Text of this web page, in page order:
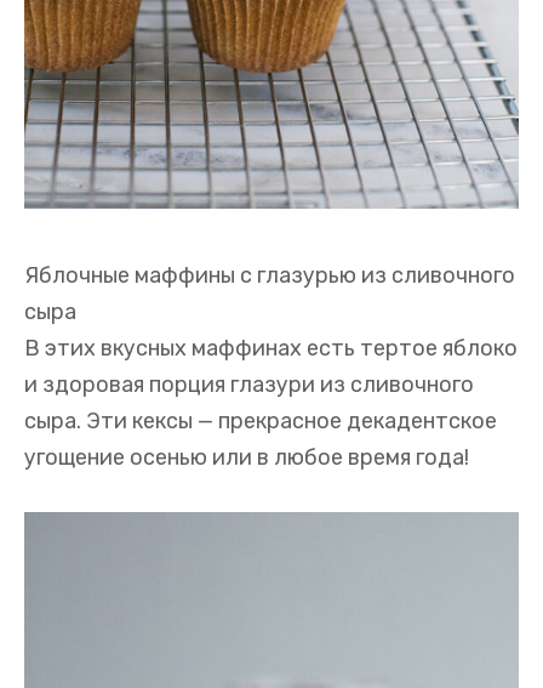
Яблочные маффины с глазурью из сливочного
сыра
В этих вкусных маффинах есть тертое яблоко
и здоровая порция глазури из сливочного
сыра. Эти кексы — прекрасное декадентское
угощение осенью или в любое время года!